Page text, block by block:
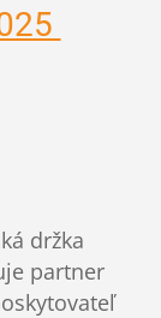
držka
partner